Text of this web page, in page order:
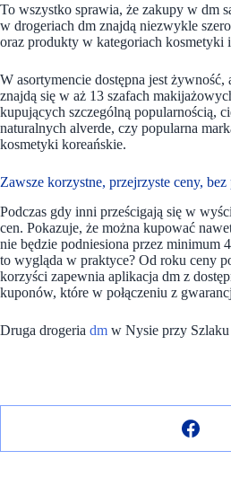
To wszystko sprawia, że zakupy w dm
w drogeriach dm znajdą niezwykle
oraz produkty w kategoriach kosmetyki
W asortymencie dostępna jest
znajdą się w aż 13 szafach
kupujących szczególną popularnością,
naturalnych alverde, czy popularna
kosmetyki koreańskie.
Zawsze korzystne, przejrzyste ceny,
Podczas gdy inni prześcigają się w
cen. Pokazuje, że można kupować
nie będzie podniesiona przez minimum
to wygląda w praktyce? Od roku ceny
korzyści zapewnia aplikacja dm z
kuponów, które w połączeniu z
Druga drogeria dm w Nysie przy